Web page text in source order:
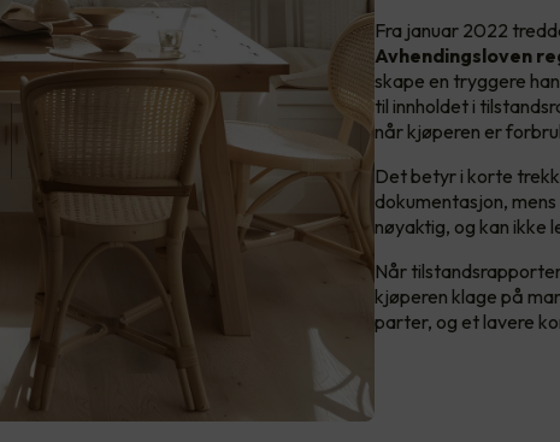
Fra januar 2022
Avhendingsloven
skape en tryggere
til innholdet i
når kjøperen er
Det betyr i korte
dokumentasjon,
nøyaktig, og kan ikke
Når
kjøperen klage på
parter, og et lavere